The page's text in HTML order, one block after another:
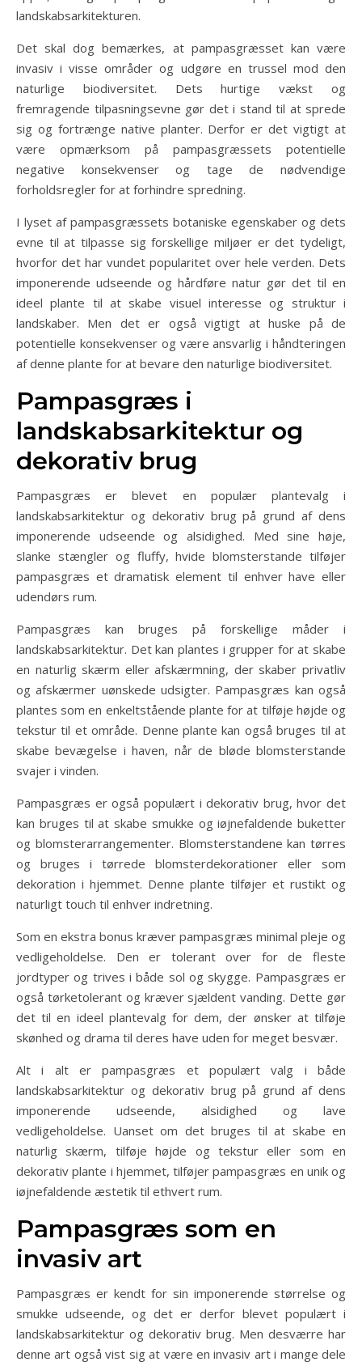
landskabsarkitekturen.
Det skal dog bemærkes, at pampasgræsset kan være
invasiv i visse områder og udgøre en trussel mod den
naturlige biodiversitet. Dets hurtige vækst og
fremragende tilpasningsevne gør det i stand til at sprede
sig og fortrænge native planter. Derfor er det vigtigt at
være opmærksom på pampasgræssets potentielle
negative konsekvenser og tage de nødvendige
forholdsregler for at forhindre spredning.
I lyset af pampasgræssets botaniske egenskaber og dets
evne til at tilpasse sig forskellige miljøer er det tydeligt,
hvorfor det har vundet popularitet over hele verden. Dets
imponerende udseende og hårdføre natur gør det til en
ideel plante til at skabe visuel interesse og struktur i
landskaber. Men det er også vigtigt at huske på de
potentielle konsekvenser og være ansvarlig i håndteringen
af denne plante for at bevare den naturlige biodiversitet.
Pampasgræs i
landskabsarkitektur og
dekorativ brug
Pampasgræs er blevet en populær plantevalg i
landskabsarkitektur og dekorativ brug på grund af dens
imponerende udseende og alsidighed. Med sine høje,
slanke stængler og fluffy, hvide blomsterstande tilføjer
pampasgræs et dramatisk element til enhver have eller
udendørs rum.
Pampasgræs kan bruges på forskellige måder i
landskabsarkitektur. Det kan plantes i grupper for at skabe
en naturlig skærm eller afskærmning, der skaber privatliv
og afskærmer uønskede udsigter. Pampasgræs kan også
plantes som en enkeltstående plante for at tilføje højde og
tekstur til et område. Denne plante kan også bruges til at
skabe bevægelse i haven, når de bløde blomsterstande
svajer i vinden.
Pampasgræs er også populært i dekorativ brug, hvor det
kan bruges til at skabe smukke og iøjnefaldende buketter
og blomsterarrangementer. Blomsterstandene kan tørres
og bruges i tørrede blomsterdekorationer eller som
dekoration i hjemmet. Denne plante tilføjer et rustikt og
naturligt touch til enhver indretning.
Som en ekstra bonus kræver pampasgræs minimal pleje og
vedligeholdelse. Den er tolerant over for de fleste
jordtyper og trives i både sol og skygge. Pampasgræs er
også tørketolerant og kræver sjældent vanding. Dette gør
det til en ideel plantevalg for dem, der ønsker at tilføje
skønhed og drama til deres have uden for meget besvær.
Alt i alt er pampasgræs et populært valg i både
landskabsarkitektur og dekorativ brug på grund af dens
imponerende udseende, alsidighed og lave
vedligeholdelse. Uanset om det bruges til at skabe en
naturlig skærm, tilføje højde og tekstur eller som en
dekorativ plante i hjemmet, tilføjer pampasgræs en unik og
iøjnefaldende æstetik til ethvert rum.
Pampasgræs som en
invasiv art
Pampasgræs er kendt for sin imponerende størrelse og
smukke udseende, og det er derfor blevet populært i
landskabsarkitektur og dekorativ brug. Men desværre har
denne art også vist sig at være en invasiv art i mange dele